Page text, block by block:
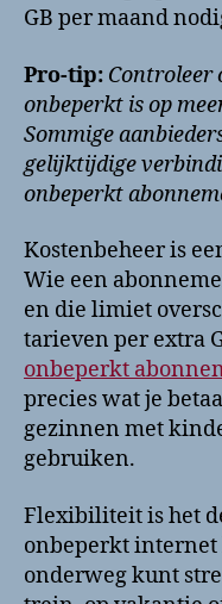
GB per maand
Pro-tip: Controleer
onbeperkt is op
Sommige
gelijktijdige
onbeperkt
Kostenbeheer is
Wie een
en die limiet
tarieven per extra
onbeperkt
precies wat je
gezinnen met
gebruiken.
Flexibiliteit is het
onbeperkt internet
onderweg kunt